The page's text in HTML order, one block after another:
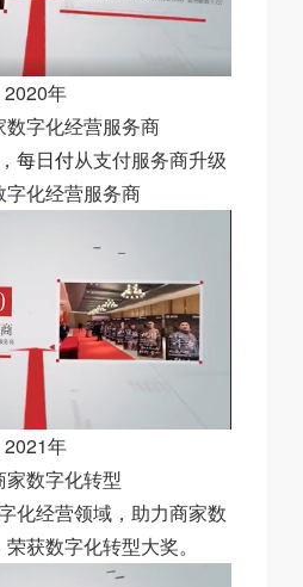
2020年
数字化经营服务商
每日付从支付服务商升级
字化经营服务商
2021年
家数字化转型
化经营领域，助力商家数
获数字化转型大奖。